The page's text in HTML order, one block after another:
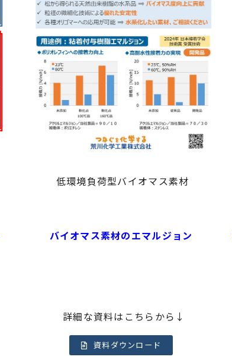
低環境負荷型バイオマス素材
バイオマス素材のエマルジョン
詳細な資料はこちらから↓
資料ダウンロード